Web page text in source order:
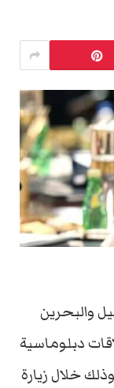
والبحرين
دبلوماسية
خلال زيارة